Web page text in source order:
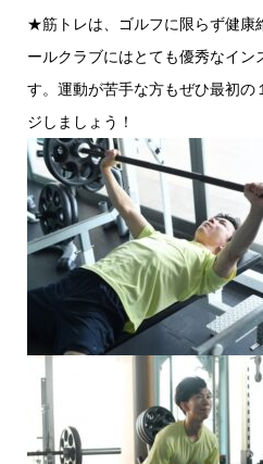
★筋トレは、ゴルフに限らず健康
ールクラブにはとても優秀なイン
す。運動が苦手な方もぜひ最初の
ジしましょう！